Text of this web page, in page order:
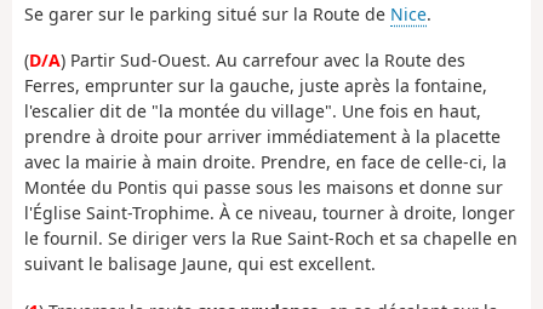
Se garer sur le parking situé sur la Route de Nice.
(D/A) Partir Sud-Ouest. Au carrefour avec la Route des
Ferres, emprunter sur la gauche, juste après la fontaine,
l'escalier dit de "la montée du village". Une fois en haut,
prendre à droite pour arriver immédiatement à la placette
avec la mairie à main droite. Prendre, en face de celle-ci, la
Montée du Pontis qui passe sous les maisons et donne sur
l'Église Saint-Trophime. À ce niveau, tourner à droite, longer
le fournil. Se diriger vers la Rue Saint-Roch et sa chapelle en
suivant le balisage Jaune, qui est excellent.